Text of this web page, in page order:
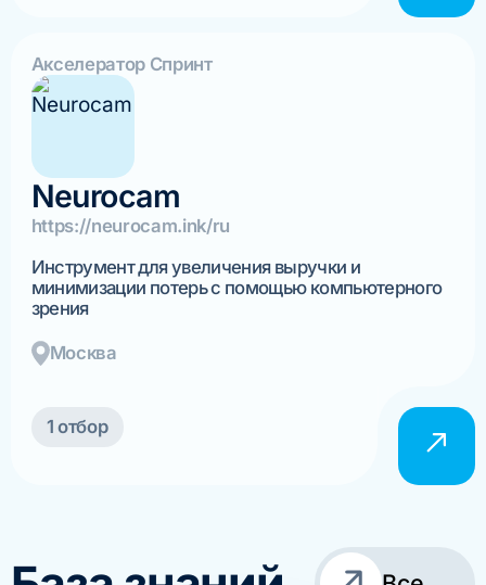
Акселератор Спринт
Neurocam
https://neurocam.ink/ru
Инструмент для увеличения выручки и
минимизации потерь с помощью компьютерного
зрения
Москва
1 отбор